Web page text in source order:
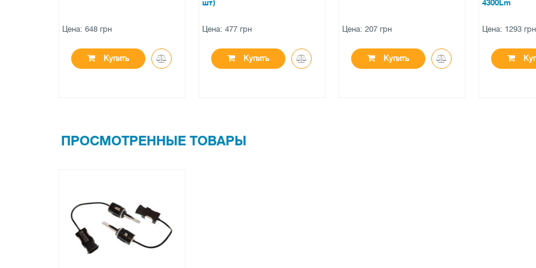
Цена: 477 грн
Купить
Цена: 207 грн
Купить
Цена: 1293 грн
Купить
Цена: 790
ПРОСМОТРЕННЫЕ ТОВАРЫ